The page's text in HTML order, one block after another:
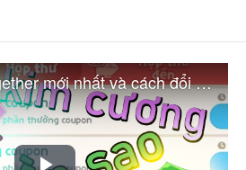
Full code Play Together mới nhất và cách đổi code